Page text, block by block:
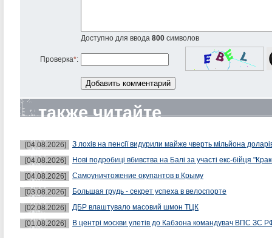
Доступно для ввода 800 символов
Проверка*:
также читайте
[04.08.2026]
З лохів на пенсії видурили майже чверть мільйона
[04.08.2026]
Нові подробиці вбивства на Балі за участі екс-бійця
[04.08.2026]
Самоуничтожение окупантов в Крыму
[03.08.2026]
Большая грудь - секрет успеха в велоспорте
[02.08.2026]
ДБР влаштувало масовий шмон ТЦК
[01.08.2026]
В центрі москви улетів до Кабзона командувач ВПС ЗС